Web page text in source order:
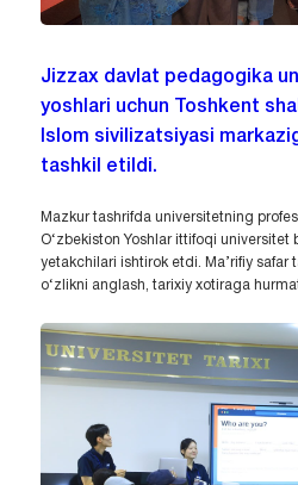
Jizzax davlat pedagogika
yoshlari uchun Toshkent
Islom sivilizatsiyasi
tashkil etildi.
Mazkur tashrifda universitetning
O‘zbekiston Yoshlar ittifoqi universitet
yetakchilari ishtirok etdi. Ma’rifiy safar
o‘zlikni anglash, tarixiy xotiraga